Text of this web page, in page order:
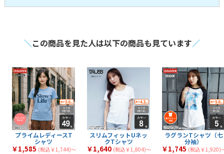
長袖Tシャツ
全41商品 激安Tシャツ
全 7商品
綿100%のTシャツ
全44商品 メンズTシャツ
全59商品
タンクトップ
全6商品
シルクスクリーンTシ
ャツ
全 商品
フルグラフィックTシ
ャツ
全1 商品
トライブレンドTシャ
ツ
全1商品
マックスウェイトTシ
ャツ
全7商品 七分袖Tシャツ
全 商品
スリムフィットTシャ
ツ
全3 商品 厚手Tシャツ
全40商品
薄手Tシャツ
全34 商品 中厚Tシャツ
全39商品
イベント向けTシャツ
全14商品
文化祭・体育祭Tシャ
ツ
全18商品
＼この商品を見た人は以下の商品も見ています／
プライムレディースT
シャツ
￥1,585 (税込￥1,744)〜
スリムフィットUネッ
クTシャツ
￥1,640 (税込￥1,804)〜
ラグランTシャツ（七
分袖）
￥1,745 (税込￥1,920)